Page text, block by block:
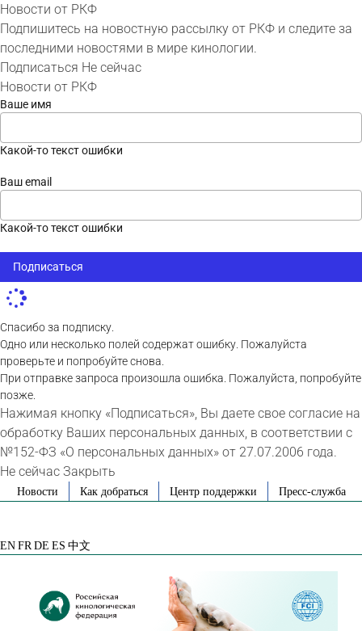
Новости от РКФ
Подпишитесь на новостную рассылку от РКФ и следите за
последними новостями в мире кинологии.
Подписаться Не сейчас
Новости от РКФ
Ваше имя
Какой-то текст ошибки
Ваш email
Какой-то текст ошибки
Подписаться
Спасибо за подписку.
Одно или несколько полей содержат ошибку. Пожалуйста
проверьте и попробуйте снова.
При отправке запроса произошла ошибка. Пожалуйста, попробуйте
позже.
Нажимая кнопку «Подписаться», Вы даете свое согласие на
обработку Ваших персональных данных, в соответствии с
№152-ФЗ «О персональных данных» от 27.07.2006 года.
Не сейчас Закрыть
SkipНовости Как добраться Центр поддержки Пресс-служба
EN FR DE ES 中文